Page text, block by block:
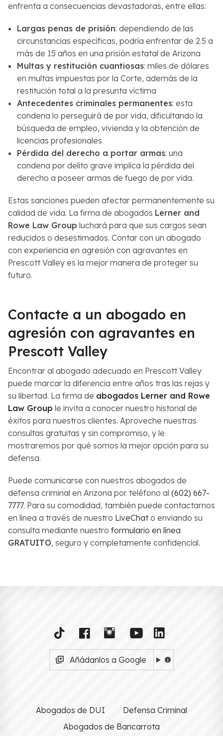
enfrenta a consecuencias devastadoras, entre ellas:
Largas penas de prisión: dependiendo de las
circunstancias específicas, podría enfrentar de 2.5 a
más de 15 años en una prisión estatal de Arizona
Multas y restitución cuantiosas: miles de dólares
en multas impuestas por la Corte, además de la
restitución total a la presunta víctima
Antecedentes criminales permanentes: esta
condena lo perseguirá de por vida, dificultando la
búsqueda de empleo, vivienda y la obtención de
licencias profesionales
Pérdida del derecho a portar armas: una
condena por delito grave implica la pérdida del
derecho a poseer armas de fuego de por vida.
Estas sanciones pueden afectar permanentemente su
calidad de vida. La firma de abogados Lerner and
Rowe Law Group luchará para que sus cargos sean
reducidos o desestimados. Contar con un abogado
con experiencia en agresión con agravantes en
Prescott Valley es la mejor manera de proteger su
futuro.
Contacte a un abogado en
agresión con agravantes en
Prescott Valley
Encontrar al abogado adecuado en Prescott Valley
puede marcar la diferencia entre años tras las rejas y
su libertad. La firma de abogados Lerner and Rowe
Law Group le invita a conocer nuestro historial de
éxitos para nuestros clientes. Aproveche nuestras
consultas gratuitas y sin compromiso, y le
mostraremos por qué somos la mejor opción para su
defensa.
Puede comunicarse con nuestros abogados de
defensa criminal en Arizona por teléfono al (602) 667-
7777. Para su comodidad, también puede contactarnos
en línea a través de nuestro LiveChato enviando su
consulta mediante nuestro formulario en línea
GRATUITO, seguro y completamente confidencial.
Añádanlos a Google
Abogados de DUI
Defensa Criminal
Abogados de Bancarrota